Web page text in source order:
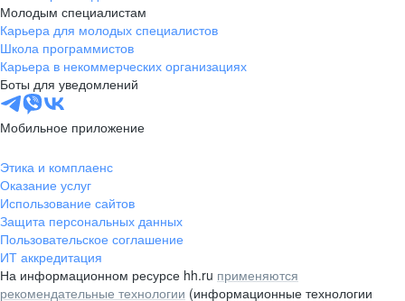
Молодым специалистам
Карьера для молодых специалистов
Школа программистов
Карьера в некоммерческих организациях
Боты для уведомлений
Мобильное приложение
Этика и комплаенс
Оказание услуг
Использование сайтов
Защита персональных данных
Пользовательское соглашение
ИТ аккредитация
На информационном ресурсе hh.ru применяются
рекомендательные технологии (информационные технологии